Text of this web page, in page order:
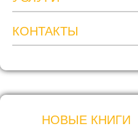
КОНТАКТЫ
НОВЫЕ КНИГИ